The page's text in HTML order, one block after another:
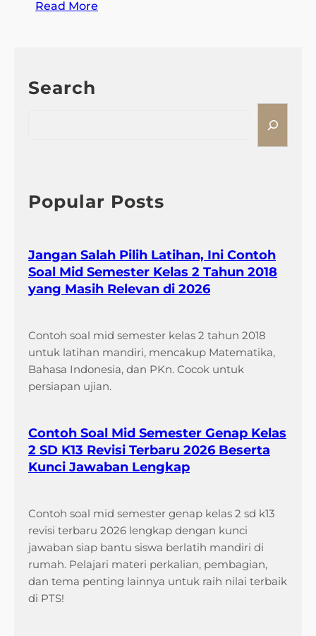
Read More
o
K
e
l
s
t
e
M
a
t
e
m
Search
h
Popular Posts
Jangan Salah Pilih Latihan, Ini Contoh
Soal Mid Semester Kelas 2 Tahun 2018
yang Masih Relevan di 2026
Contoh soal mid semester kelas 2 tahun 2018
untuk latihan mandiri, mencakup Matematika,
Bahasa Indonesia, dan PKn. Cocok untuk
persiapan ujian.
Contoh Soal Mid Semester Genap Kelas
2 SD K13 Revisi Terbaru 2026 Beserta
Kunci Jawaban Lengkap
Contoh soal mid semester genap kelas 2 sd k13
revisi terbaru 2026 lengkap dengan kunci
jawaban siap bantu siswa berlatih mandiri di
rumah. Pelajari materi perkalian, pembagian,
dan tema penting lainnya untuk raih nilai terbaik
di PTS!